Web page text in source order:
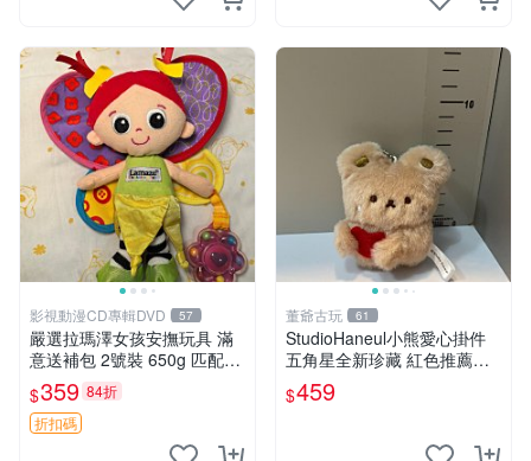
影視動漫CD專輯DVD 57
嚴選拉瑪澤女孩安撫玩具 滿
意送補包 2號裝 650g 匹配嬰
幼童舒壓好伴侶 女孩專用 安
心選擇 安撫玩偶 衝包 玩具
$359 84折
折扣碼
董爺古玩 61
StudioHaneul小熊愛心掛件
五角星全新珍藏 紅色推薦收
藏 玩具掛飾 掛件 新品
$459